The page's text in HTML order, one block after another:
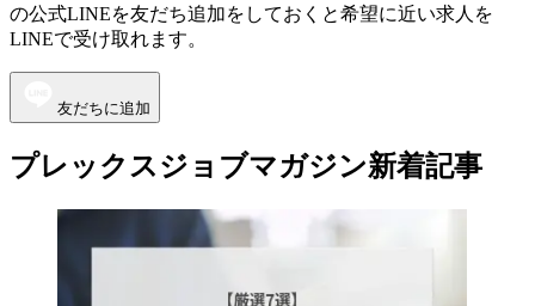
の公式LINEを友だち追加をしておくと希望に近い求人を
LINEで受け取れます。
友だちに追加
プレックスジョブマガジン新着記事